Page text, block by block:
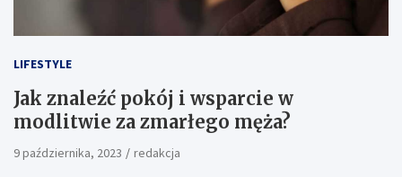
LIFESTYLE
Jak znaleźć pokój i wsparcie w
modlitwie za zmarłego męża?
9 października, 2023 redakcja